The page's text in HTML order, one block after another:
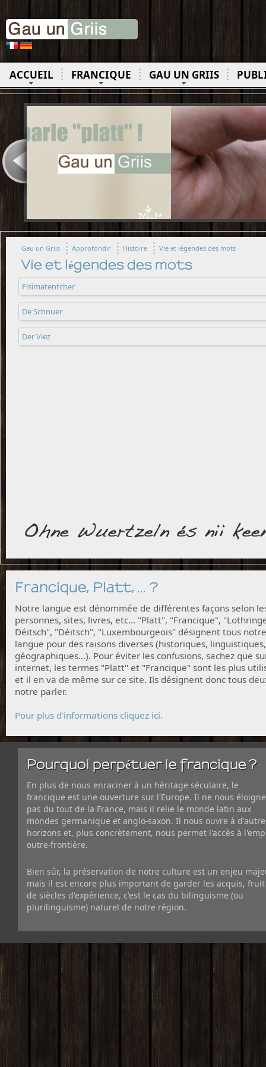
ACCUEIL FRANCIQUE GAU UN GRIIS
Gau un Griis Approfondir Histoire Vie et légendes des mots
Vie et légendes des mots
Fisimatentcher
De Schnuer
Der Viez
Francique, Platt, ... ?
Notre langue est dénommée de différentes façons selon
personnes, sites, livres, etc... "Platt", "Francique",
Déitsch", "Déitsch", "Luxembourgeois" désignent tous notre
langue pour des raisons diverses (historiques, linguistiques,
géographiques...). Pour éviter les confusions, sachez que
internet, les termes "Platt" et "Francique" sont les plus
et il en va de même sur ce site. Ils désignent donc tous
notre parler.
Pour plus d'informations cliquez ici.
Pourquoi perpétuer le francique ?
En plus de nous enraciner à un héritage séculaire, le
francique est une ouverture sur l'Europe. Il ne nous éloigne
pas du tout de la France, mais il relie le monde latin aux
mondes germanique et anglo-saxon. Il nous ouvre à
horizons et, plus concrètement, nous permet l'accès à
outre-frontière.
Bien sûr, la préservation de notre culture est un enjeu
mais il est encore plus important de garder les acquis, fruit
de siècles d'expérience, c'est le cas du bilinguisme (ou
plurilinguisme) naturel de notre région.